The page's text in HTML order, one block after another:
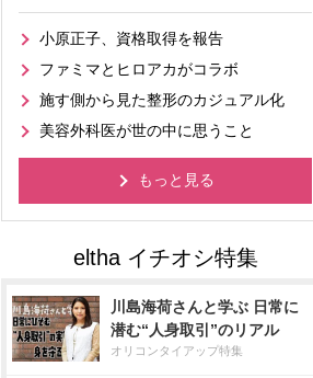
小原正子、資格取得を報告
ファミマとヒロアカがコラボ
施す側から見た整形のカジュアル化
美容外科医が世の中に思うこと
もっと見る
川島海荷さんと学ぶ 日常に
潜む“人身取引”のリアル
オリコンタイアップ特集